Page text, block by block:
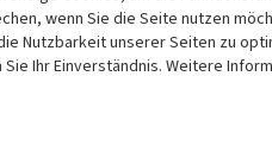
2026)
wenn Sie die Seite nutzen
Nutzbarkeit unserer Seiten zu
Ihr Einverständnis. Weitere